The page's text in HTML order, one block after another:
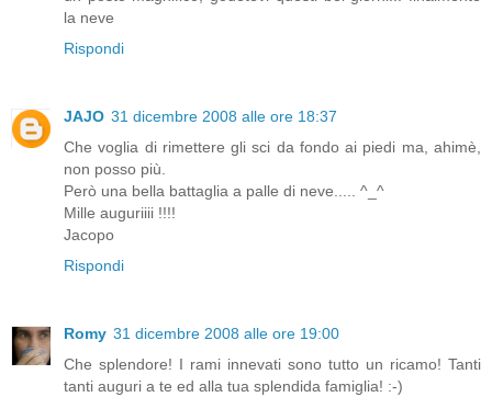
la neve
Rispondi
JAJO 31 dicembre 2008 alle ore 18:37
Che voglia di rimettere gli sci da fondo ai piedi ma, ahimè,
non posso più.
Però una bella battaglia a palle di neve..... ^_^
Mille auguriiii !!!!
Jacopo
Rispondi
Romy 31 dicembre 2008 alle ore 19:00
Che splendore! I rami innevati sono tutto un ricamo! Tanti
tanti auguri a te ed alla tua splendida famiglia! :-)